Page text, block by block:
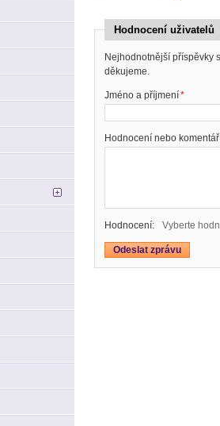
Hodnocení uživatelů
Nejhodnotnější příspěvky
děkujeme.
Jméno a příjmení*
Hodnocení nebo komentář
Hodnocení: Vyberte